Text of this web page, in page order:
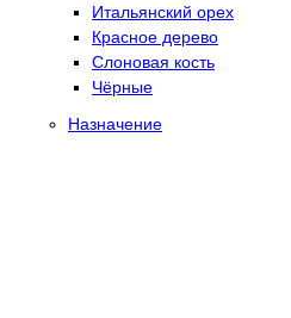
Итальянский орех
Красное дерево
Слоновая кость
Чёрные
Назначение